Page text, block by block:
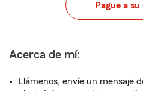
Pague a
Acerca de mí:
Llámenos, envíe un mensaje